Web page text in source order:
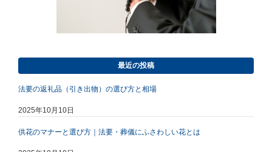
最近の投稿
法要の返礼品（引き出物）の選び方と相場
2025年10月10日
供花のマナーと選び方｜法要・葬儀にふさわしい花とは